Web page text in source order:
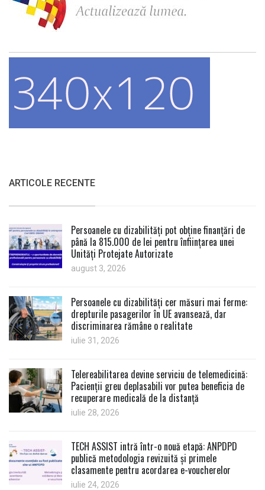
ARTICOLE RECENTE
Persoanele cu dizabilități pot obține finanțări de
până la 815.000 de lei pentru înființarea unei
Unități Protejate Autorizate
august 3, 2026
Persoanele cu dizabilități cer măsuri mai ferme:
drepturile pasagerilor în UE avansează, dar
discriminarea rămâne o realitate
iulie 31, 2026
Telereabilitarea devine serviciu de telemedicină:
Pacienții greu deplasabili vor putea beneficia de
recuperare medicală de la distanță
iulie 28, 2026
TECH ASSIST intră într-o nouă etapă: ANPDPD
publică metodologia revizuită și primele
clasamente pentru acordarea e-voucherelor
iulie 24, 2026